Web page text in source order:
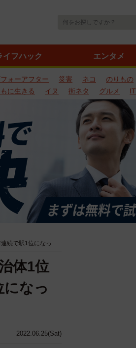
イフハック エンタメ
フォーアフター 災害 ネコ のりもの
に生きる イヌ 街ネタ グルメ IT
続で駅1位になっ
2022.06.25(Sat)
体1位
になっ